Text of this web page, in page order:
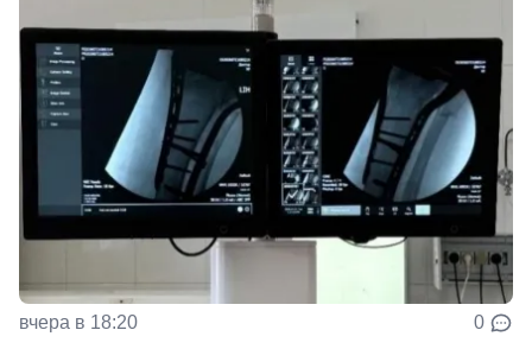
вчера в 18:20 0